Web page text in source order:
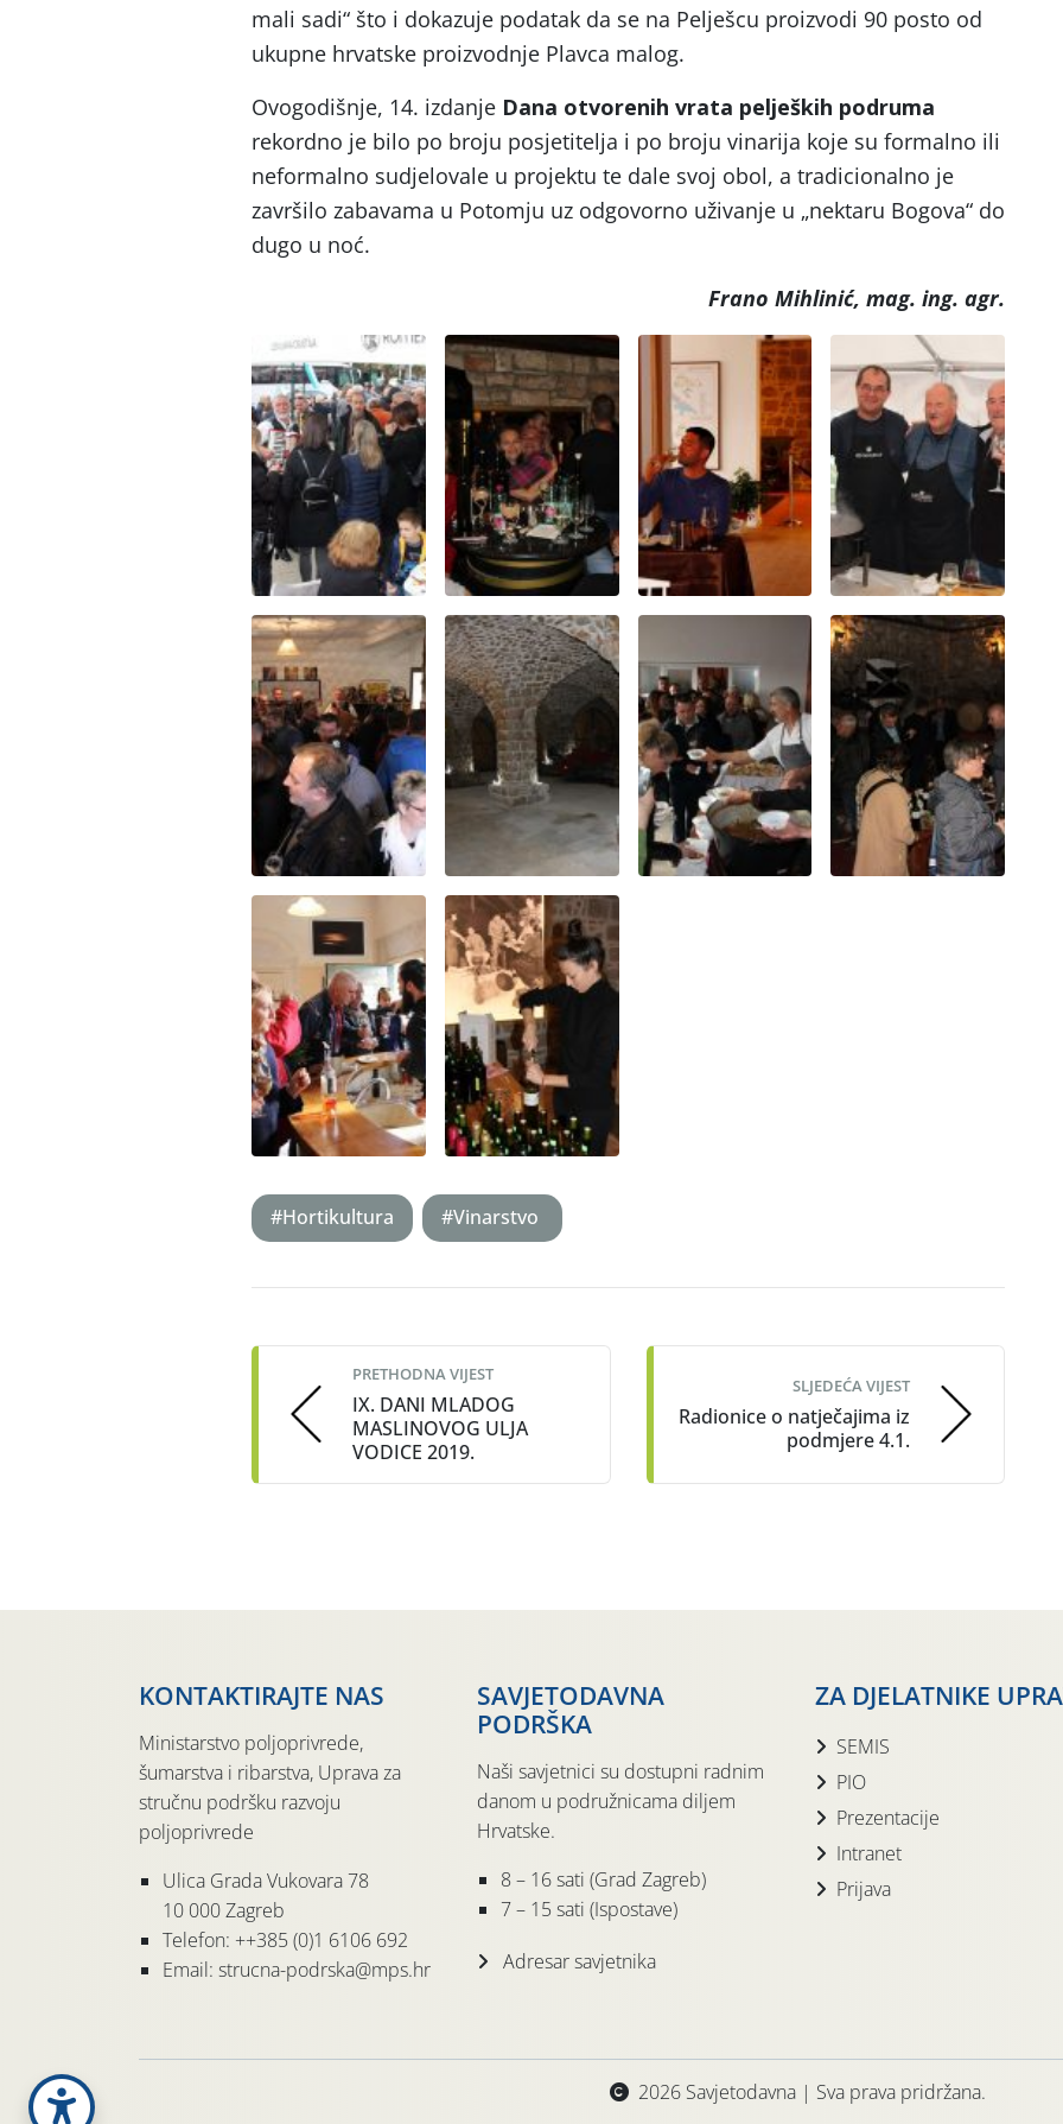
mali sadi“ što i dokazuje podatak da se na Pelješcu proizvodi 90 posto od
ukupne hrvatske proizvodnje Plavca malog.
Ovogodišnje, 14. izdanje Dana otvorenih vrata peljeških podruma
rekordno je bilo po broju posjetitelja i po broju vinarija koje su formalno ili
neformalno sudjelovale u projektu te dale svoj obol, a tradicionalno je
završilo zabavama u Potomju uz odgovorno uživanje u „nektaru Bogova“ do
dugo u noć.
Frano Mihlinić, mag. ing. agr.
#Hortikultura #Vinarstvo
navigation
PRETHODNA VIJEST
IX. DANI MLADOG
MASLINOVOG ULJA
VODICE 2019.
SLJEDEĆA VIJEST
Radionice o natječajima iz
podmjere 4.1.
KONTAKTIRAJTE NAS
Ministarstvo poljoprivrede,
šumarstva i ribarstva, Uprava za
stručnu podršku razvoju
poljoprivrede
Ulica Grada Vukovara 78
10 000 Zagreb
Telefon: ++385 (0)1 6106 692
Email: strucna-podrska@mps.hr
SAVJETODAVNA
PODRŠKA
Naši savjetnici su dostupni radnim
danom u podružnicama diljem
Hrvatske.
8 – 16 sati (Grad Zagreb)
7 – 15 sati (Ispostave)
Adresar savjetnika
ZA DJELATNIKE
SEMIS
PIO
Prezentacije
Intranet
Prijava
2026 Savjetodavna | Sva prava pridržana.